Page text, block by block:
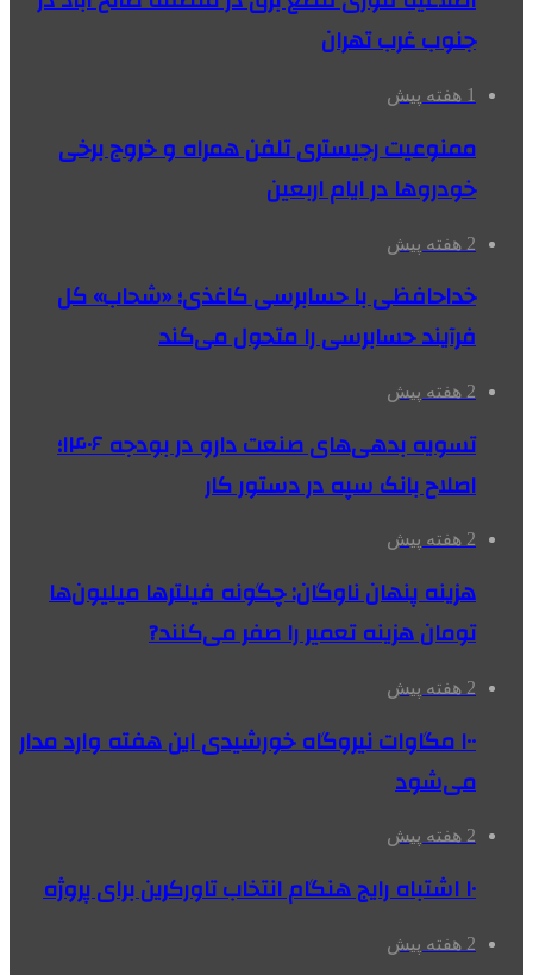
جنوب غرب تهران
1 هفته پیش
ممنوعیت رجیستری تلفن همراه و خروج برخی
خودروها در ایام اربعین
2 هفته پیش
خداحافظی با حسابرسی کاغذی؛ «شحاب» کل
فرآیند حسابرسی را متحول می‌کند
2 هفته پیش
تسویه بدهی‌های صنعت دارو در بودجه ۱۴۰۶؛
اصلاح بانک سپه در دستور کار
2 هفته پیش
هزینه پنهان ناوگان: چگونه فیلترها میلیون‌ها
تومان هزینه تعمیر را صفر می‌کنند?
2 هفته پیش
۱۰۰ مگاوات نیروگاه‌ خورشیدی این هفته وارد مدار
می‌شود
2 هفته پیش
۱۰ اشتباه رایج هنگام انتخاب تاورکرین برای پروژه
2 هفته پیش